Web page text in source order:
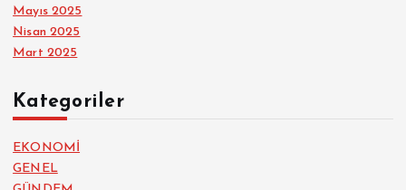
Mayıs 2025
Nisan 2025
Mart 2025
Kategoriler
EKONOMİ
GENEL